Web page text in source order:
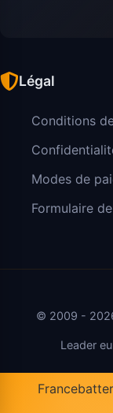
Légal
Conditions
Modes de
Formulaire
© 2009 -
Leader